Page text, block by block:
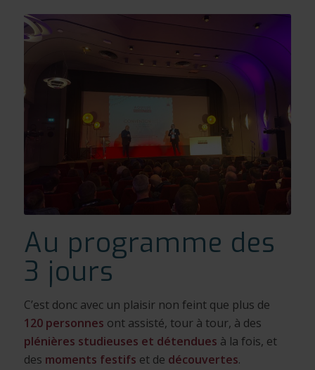
Au programme des
3 jours
C’est donc avec un plaisir non feint que plus de
120 personnes ont assisté, tour à tour, à des
plénières studieuses et détendues à la fois, et
des moments festifs et de découvertes.